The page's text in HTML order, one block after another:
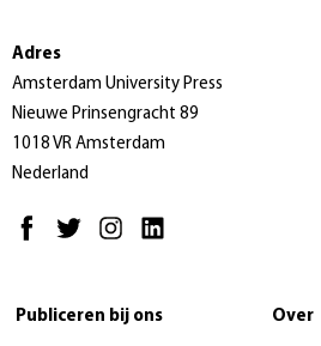
Adres
Amsterdam University Press
Nieuwe Prinsengracht 89
1018 VR Amsterdam
Nederland
Publiceren bij ons Over